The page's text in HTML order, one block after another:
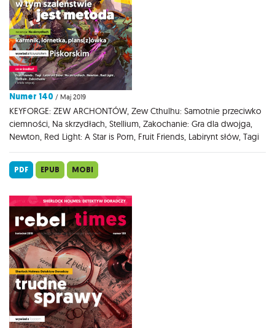
Numer 140 / Maj 2019
KEYFORGE: ZEW ARCHONTÓW, Zew Cthulhu: Samotnie przeciwko
ciemności, Na skrzydłach, Stellium, Zakochanie: Gra dla dwojga,
Newton, Red Light: A Star is Porn, Fruit Friends, Labirynt słów, Tagi
PDF EPUB MOBI